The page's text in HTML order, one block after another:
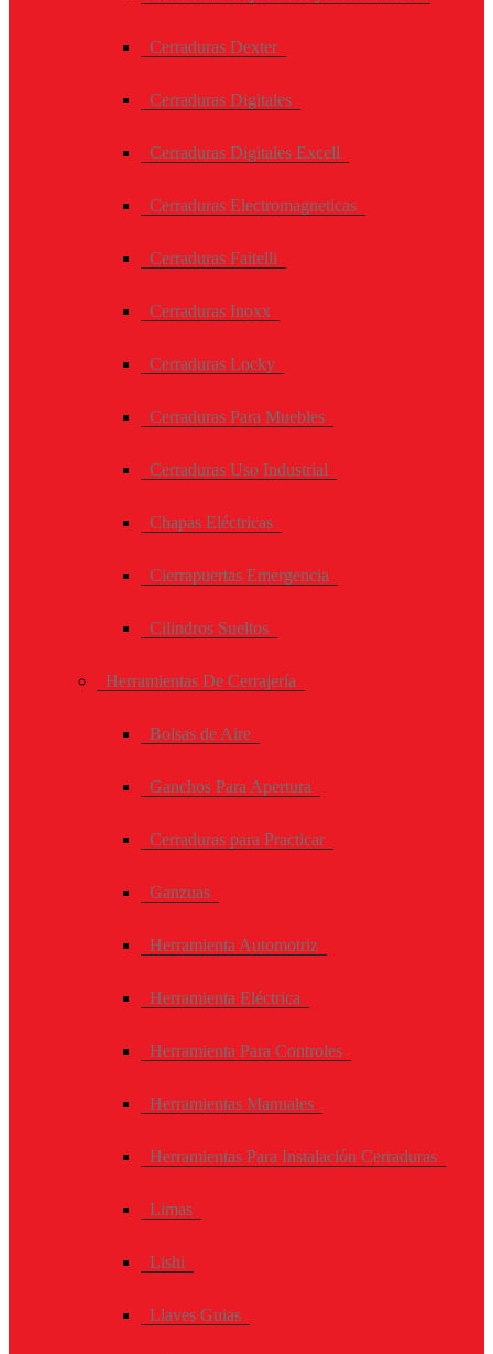
Cerraduras Dexter
Cerraduras Digitales
Cerraduras Digitales Excell
Cerraduras Electromagneticas
Cerraduras Faitelli
Cerraduras Inoxx
Cerraduras Locky
Cerraduras Para Muebles
Cerraduras Uso Industrial
Chapas Eléctricas
Cierrapuertas Emergencia
Cilindros Sueltos
Herramientas De Cerrajería
Bolsas de Aire
Ganchos Para Apertura
Cerraduras para Practicar
Ganzuas
Herramienta Automotriz
Herramienta Eléctrica
Herramienta Para Controles
Herramientas Manuales
Herramientas Para Instalación Cerraduras
Limas
Lishi
Llaves Guias